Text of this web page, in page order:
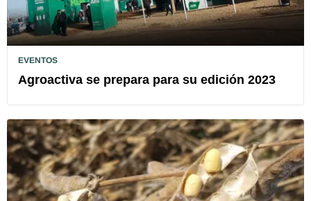
EVENTOS
Agroactiva se prepara para su edición 2023